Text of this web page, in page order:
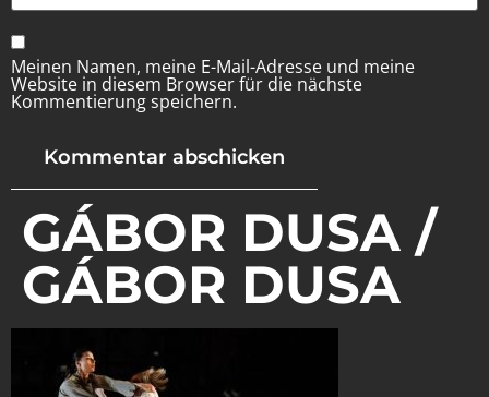
Meinen Namen, meine E-Mail-Adresse und meine
Website in diesem Browser für die nächste
Kommentierung speichern.
GÁBOR DUSA /
GÁBOR DUSA